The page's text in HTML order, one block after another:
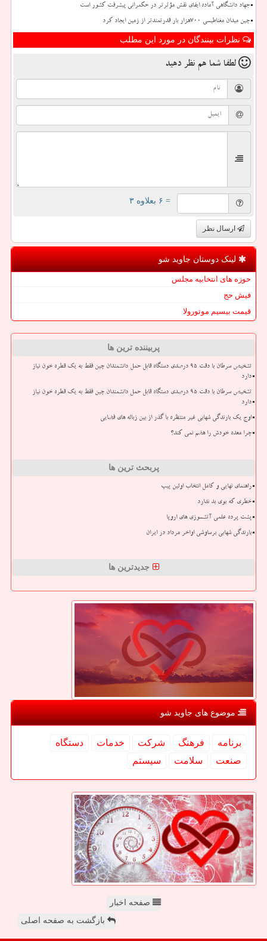
جهاد دانشگاهی آماده ایفای نقش مؤثرتر در حکمرانی پیشرفت کشور است
چین میدان مغناطیسی ۷۰۰هزار بار قدرتمندتر از زمین ایجاد کرد
نظرات بینندگان در مورد این مطلب
لطفا شما هم نظر دهید
= ۶ بعلاوه ۳
ارسال نظر
لینک دوستان جاوید شو
حوزه های انتخابیه مجلس
فیش حج
قیمت بیسیم موتورولا
پربیننده ترین ها
تشخیص سرطان با دقت ۹۵ درصدی دستگاه قابل حمل دانشمندان چین فقط به یک قطره خون نیاز
دارد
تشخیص سرطان با دقت ۹۵ درصدی دستگاه قابل حمل دانشمندان چین فقط به یک قطره خون نیاز
دارد
اوج یک بارندگی شهابی غیر منتظره با گذر از بین زباله های فضایی
چرا معده خودش را هضم نمی کند؟
پربحث ترین ها
راهنمای نهایی و کامل انتخاب اولین پیپ
خطری که بوی بد ندارد
پشت پرده علمی آتشسوزی های اروپا
بارندگی شهابی برساوشی اواخر مرداد در ایران
جدیدترین ها
موضوع های جاوید شو
برنامه فرهنگ شركت خدمات
دستگاه
صنعت
سلامت سیستم
صفحه اخبار
بازگشت به صفحه اصلی